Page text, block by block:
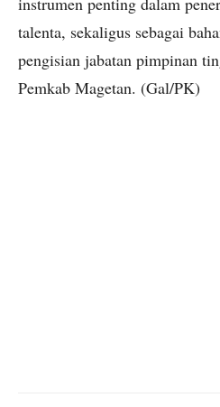
talenta, sekaligus sebagai
pengisian jabatan pimpinan
Pemkab Magetan. (Gal/PK)